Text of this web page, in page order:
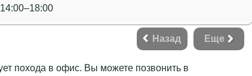
Назад Еще
похода в офис. Вы можете позвонить в